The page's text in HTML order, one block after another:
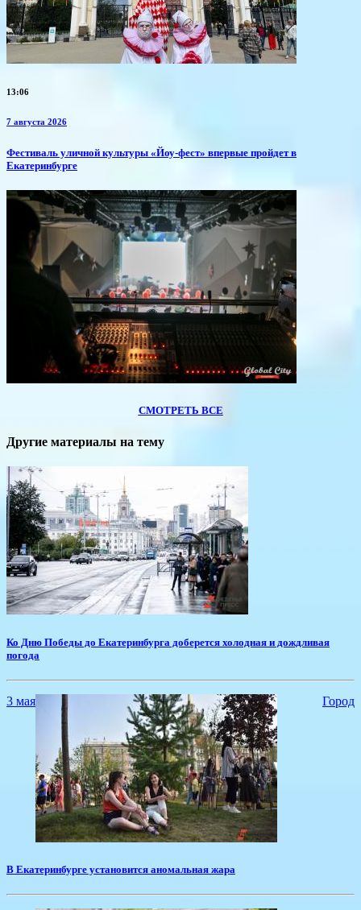
13:06
7 августа 2026
​Фестиваль уличной культуры «Йоу-фест» впервые пройдет в
Екатеринбурге
СМОТРЕТЬ ВСЕ
Другие материалы на тему
Ко Дню Победы до Екатеринбурга доберется холодная и дождливая
погода
3 мая Город
В Екатеринбурге установится аномальная жара